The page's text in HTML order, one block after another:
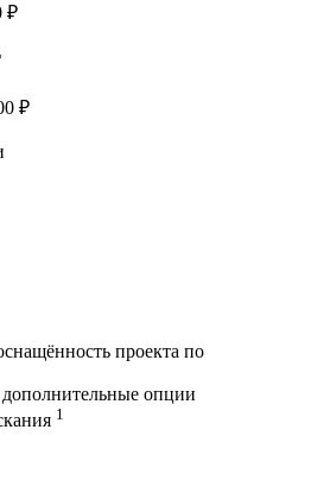
₽
₽
проекта по
опции
1